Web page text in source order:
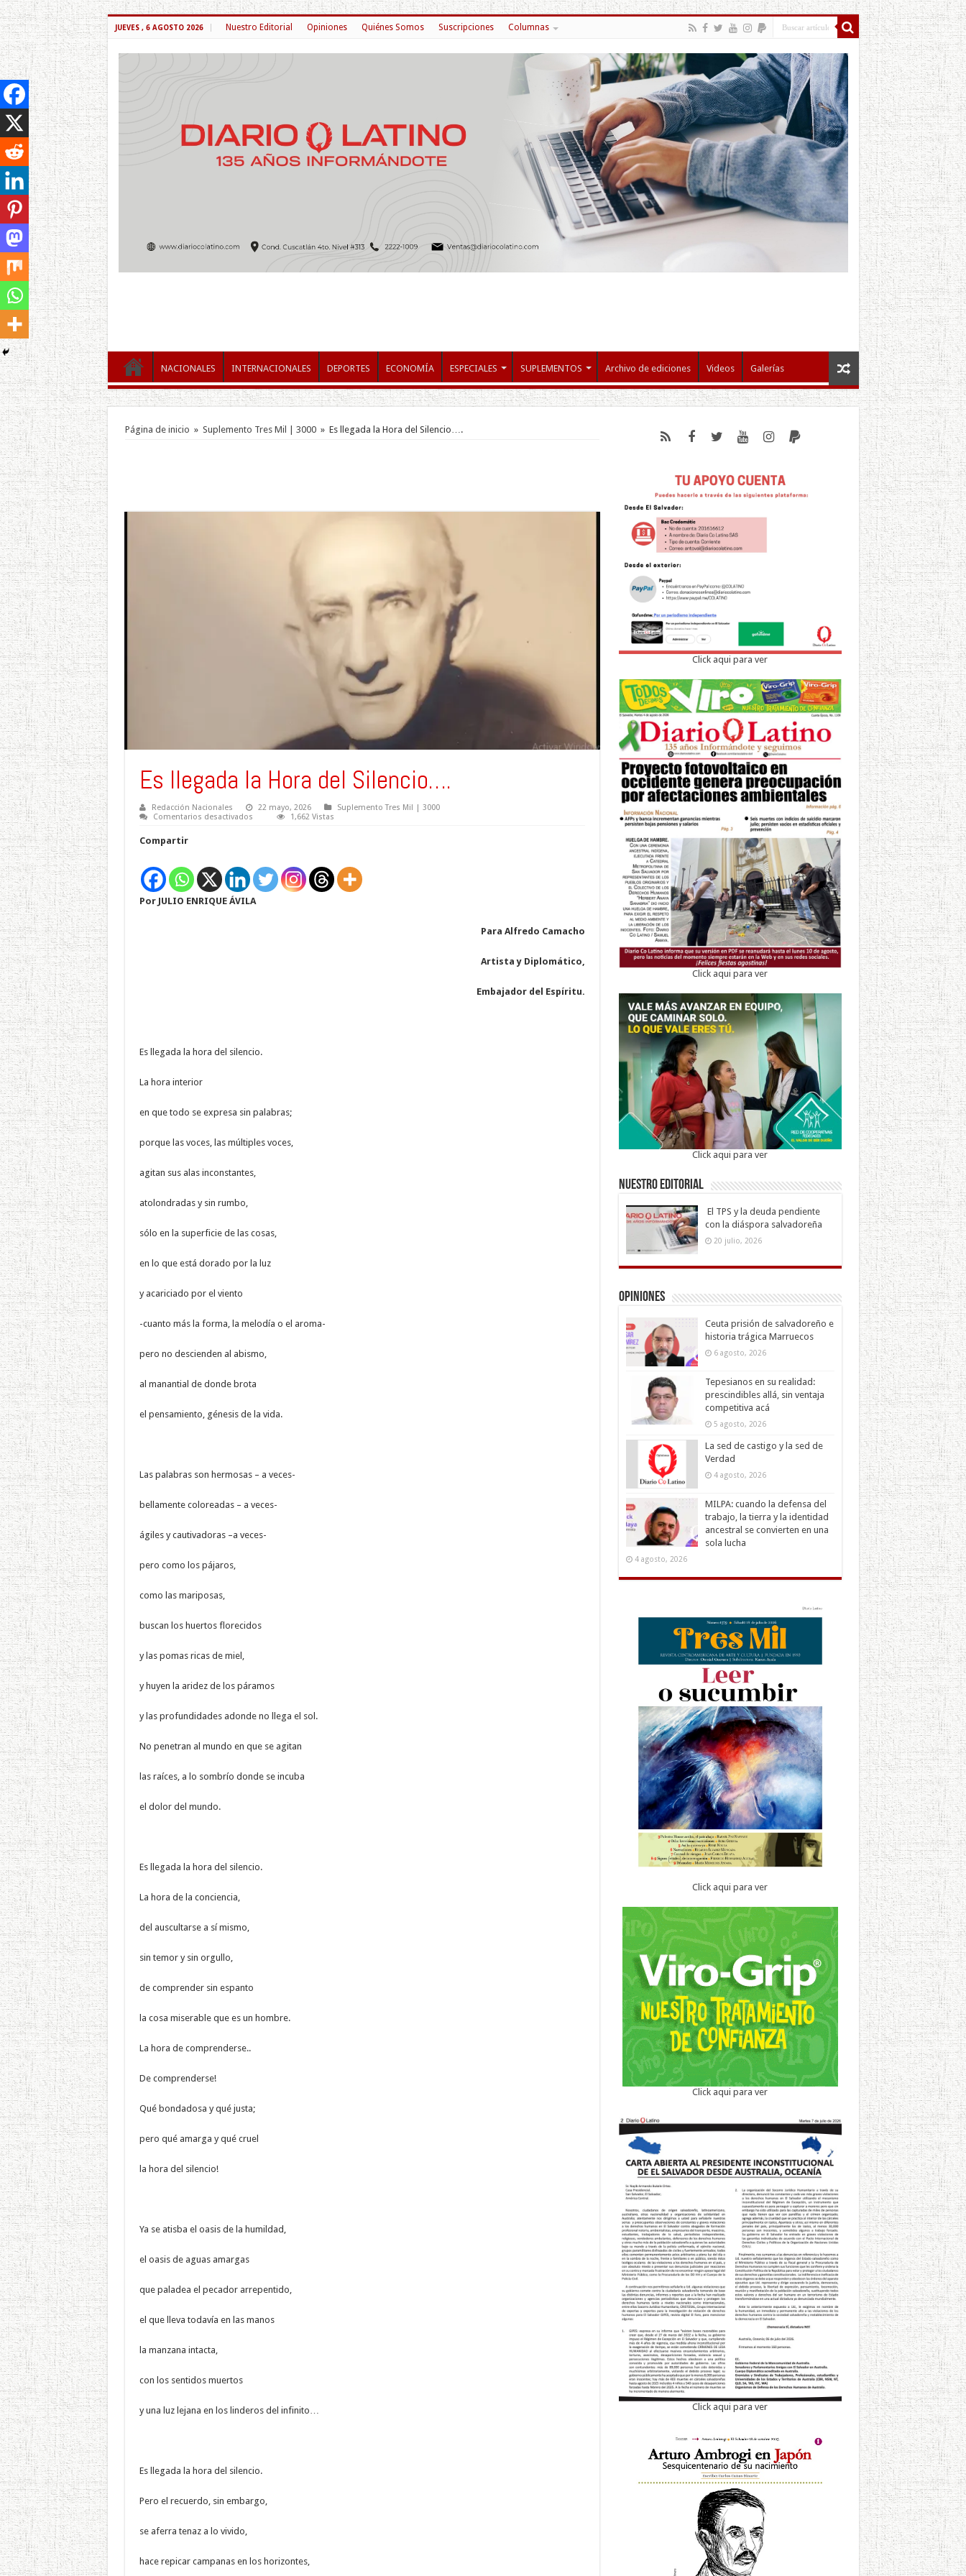
JUEVES , 6 AGOSTO 2026 Nuestro Editorial Opiniones Quiénes Somos Suscripciones Columnas
NACIONALES INTERNACIONALES DEPORTES ECONOMÍA ESPECIALES SUPLEMENTOS Archivo de ediciones Videos Galerías
Página de inicio » Suplemento Tres Mil | 3000 » Es llegada la Hora del Silencio….
Es llegada la Hora del Silencio….
Redacción Nacionales 22 mayo, 2026
Suplemento Tres Mil | 3000
Comentarios desactivadosen
Silencio….
1,662 Vistas
Compartir
Por JULIO ENRIQUE ÁVILA
Para Alfredo Camacho
Artista y Diplomático,
Embajador del Espíritu.
Es llegada la hora del silencio.
La hora interior
en que todo se expresa sin palabras;
porque las voces, las múltiples voces,
agitan sus alas inconstantes,
atolondradas y sin rumbo,
sólo en la superficie de las cosas,
en lo que está dorado por la luz
y acariciado por el viento
-cuanto más la forma, la melodía o el aroma-
pero no descienden al abismo,
al manantial de donde brota
el pensamiento, génesis de la vida.
Las palabras son hermosas – a veces-
bellamente coloreadas – a veces-
ágiles y cautivadoras –a veces-
pero como los pájaros,
como las mariposas,
buscan los huertos florecidos
y las pomas ricas de miel,
y huyen la aridez de los páramos
y las profundidades adonde no llega el sol.
No penetran al mundo en que se agitan
las raíces, a lo sombrío donde se incuba
el dolor del mundo.
Es llegada la hora del silencio.
La hora de la conciencia,
del auscultarse a sí mismo,
sin temor y sin orgullo,
de comprender sin espanto
la cosa miserable que es un hombre.
La hora de comprenderse..
De comprenderse!
Qué bondadosa y qué justa;
pero qué amarga y qué cruel
la hora del silencio!
Ya se atisba el oasis de la humildad,
el oasis de aguas amargas
que paladea el pecador arrepentido,
el que lleva todavía en las manos
la manzana intacta,
con los sentidos muertos
y una luz lejana en los linderos del infinito…
Es llegada la hora del silencio.
Pero el recuerdo, sin embargo,
se aferra tenaz a lo vivido,
hace repicar campanas en los horizontes,
Click aqui para ver
Click aqui para ver
Click aqui para ver
Nuestro Editorial
El TPS y la deuda pendiente
con la diáspora salvadoreña
20 julio, 2026
Opiniones
Ceuta prisión de salvadoreño e
historia trágica Marruecos
6 agosto, 2026
Tepesianos en su realidad:
prescindibles allá, sin ventaja
competitiva acá
5 agosto, 2026
La sed de castigo y la sed de
Verdad
4 agosto, 2026
MILPA: cuando la defensa del
trabajo, la tierra y la identidad
ancestral se convierten en una
sola lucha
4 agosto, 2026
Click aqui para ver
Click aqui para ver
Click aqui para ver